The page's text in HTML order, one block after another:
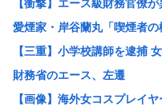
【衝撃】エース級財務官僚
愛煙家・岸谷蘭丸「喫煙者
【三重】小学校講師を逮捕
財務省のエース、左遷
【画像】海外女コスプレイ